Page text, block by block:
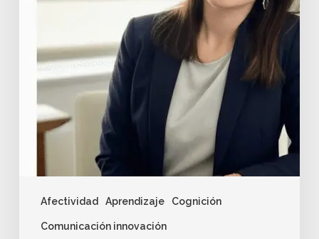
Afectividad Aprendizaje Cognición
Comunicación innovación